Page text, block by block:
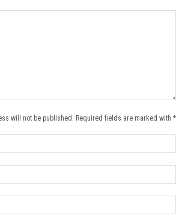
will not be published. Required fields are marked with *